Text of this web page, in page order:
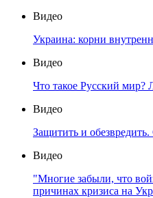
Видео
Украина: корни
Видео
Что такое Русский мир?
Видео
Защитить и
Видео
"Многие забыли, что
причинах кризиса на